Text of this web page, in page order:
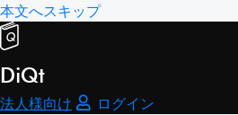
本文へスキップ
DiQt
法人様向け ログイン